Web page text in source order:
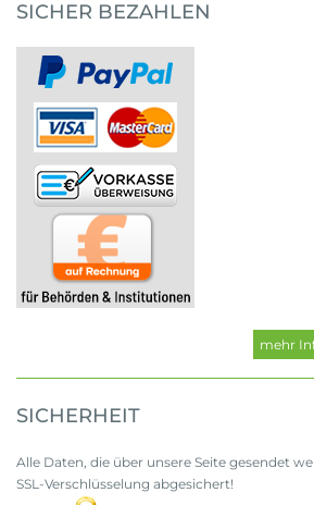
SICHER BEZAHLEN
mehr
SICHERHEIT
Alle Daten, die über unsere Seite gesendet
SSL-Verschlüsselung abgesichert!